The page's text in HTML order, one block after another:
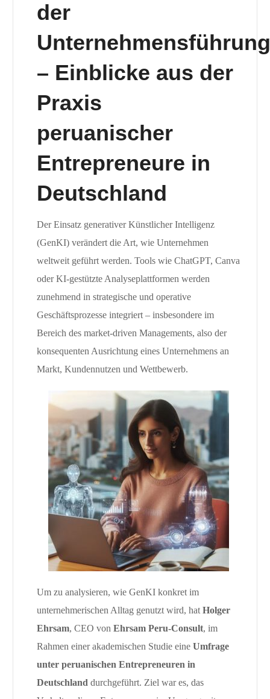
der
Unternehmensführung
– Einblicke aus der
Praxis
peruanischer
Entrepreneure in
Deutschland
Der Einsatz generativer Künstlicher Intelligenz
(GenKI) verändert die Art, wie Unternehmen
weltweit geführt werden. Tools wie ChatGPT, Canva
oder KI-gestützte Analyseplattformen werden
zunehmend in strategische und operative
Geschäftsprozesse integriert – insbesondere im
Bereich des market-driven Managements, also der
konsequenten Ausrichtung eines Unternehmens an
Markt, Kundennutzen und Wettbewerb.
Um zu analysieren, wie GenKI konkret im
unternehmerischen Alltag genutzt wird, hat Holger
Ehrsam, CEO von Ehrsam Peru-Consult, im
Rahmen einer akademischen Studie eine Umfrage
unter peruanischen Entrepreneuren in
Deutschland durchgeführt. Ziel war es, das